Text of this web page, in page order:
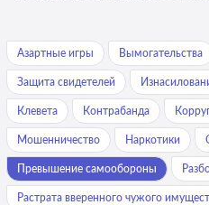
Азартные игры Вымогательства
Защита свидетелей
Клевета Контрабанда
Мошенничество Наркотики
Превышение самообороны
Растрата вверенного чужого